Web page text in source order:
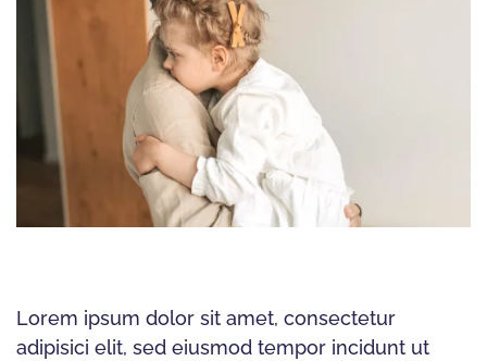
Lorem ipsum dolor sit amet, consectetur
adipisici elit, sed eiusmod tempor incidunt ut